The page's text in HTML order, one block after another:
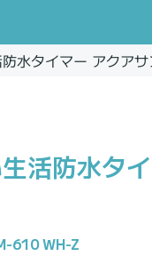
水タイマー アクアサ
活防水タ
610 WH-Z